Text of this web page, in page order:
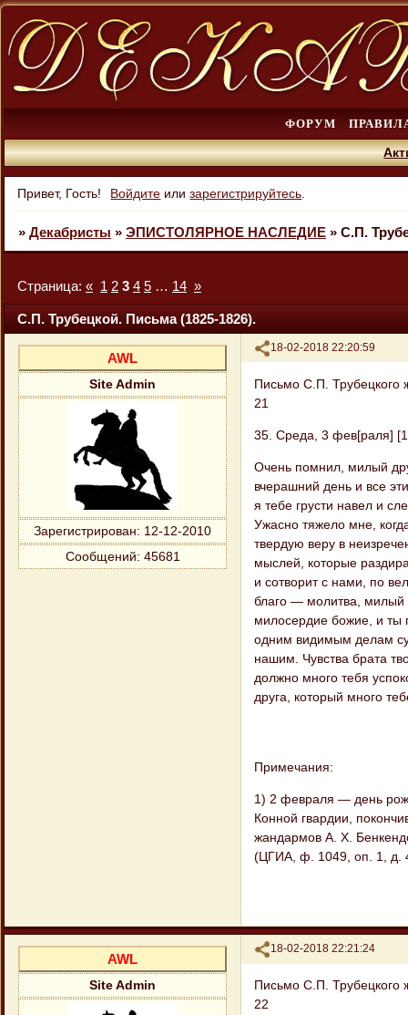
ФОРУМ
Привет, Гость! Войдите илизарегистрируйтесь
» Декабристы » ЭПИСТОЛЯРНОЕ НАСЛЕДИЕ » С.П.
С.П. Трубецкой. Письма (1825-1826).
Страница: « 1 2 3 4 5 … 14 »
Поделиться
18-02-2018 22:20:59
AWL
Site Admin
Зарегистрирован: 12-12-2010
Сообщений: 45681
Письмо С.П. Трубецкого
21
35. Среда, 3 фев[раля]
Очень помнил, милый
вчерашний день и все
я тебе грусти навел и
Ужасно тяжело мне,
твердую веру в
мыслей, которые
и сотворит с нами, по
благо — молитва, милый
милосердие божие, и ты
одним видимым делам
нашим. Чувства брата
должно много тебя
друга, который много
Примечания:
1) 2 февраля — день
Конной гвардии,
жандармов А. X.
(ЦГИА, ф. 1049, оп. 1, д.
Поделиться
18-02-2018 22:21:24
AWL
Site Admin
Письмо С.П. Трубецкого
22